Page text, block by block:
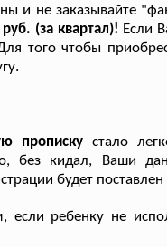
и не заказывайте
(за квартал)! Если
того чтобы
прописку стало
без кидал, Ваши
будет
если ребенку не